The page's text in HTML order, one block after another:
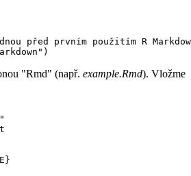
před prvním použitím R
"Rmd" (např. example.Rmd). Vložme